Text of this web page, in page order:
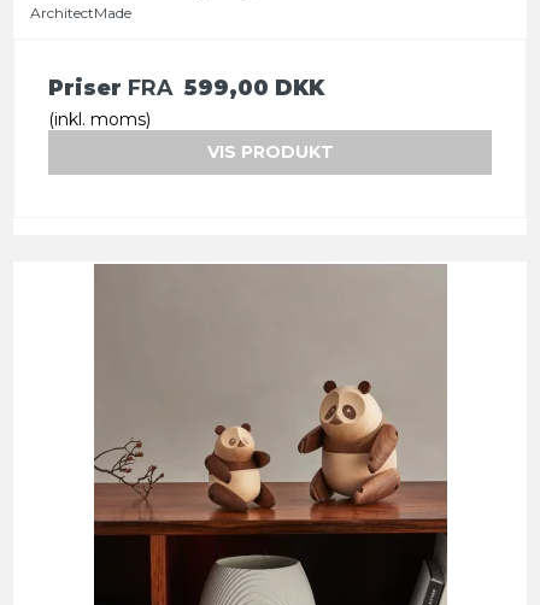
ArchitectMade
Priser FRA 599,00 DKK
(inkl. moms)
VIS PRODUKT